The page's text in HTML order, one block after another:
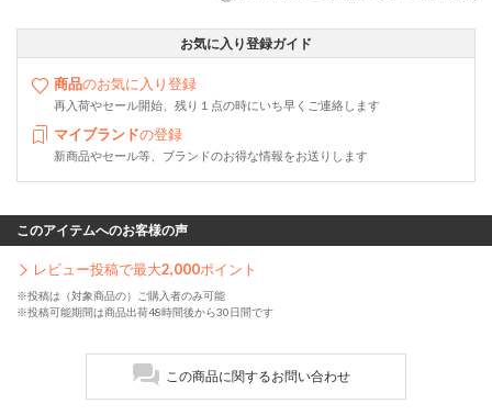
お気に入り登録ガイド
商品のお気に入り登録
再入荷やセール開始、残り１点の時にいち早くご連絡します
マイブランドの登録
新商品やセール等、ブランドのお得な情報をお送りします
このアイテムへのお客様の声
レビュー投稿で最大2,000ポイント
※投稿は（対象商品の）ご購入者のみ可能
※投稿可能期間は商品出荷48時間後から30日間です
この商品に関するお問い合わせ